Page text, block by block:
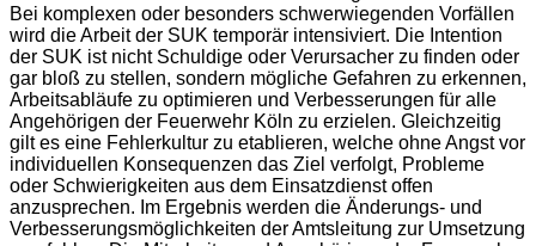
Bei komplexen oder besonders schwerwiegenden Vorfällen
wird die Arbeit der SUK temporär intensiviert. Die Intention
der SUK ist nicht Schuldige oder Verursacher zu finden oder
gar bloß zu stellen, sondern mögliche Gefahren zu erkennen,
Arbeitsabläufe zu optimieren und Verbesserungen für alle
Angehörigen der Feuerwehr Köln zu erzielen. Gleichzeitig
gilt es eine Fehlerkultur zu etablieren, welche ohne Angst vor
individuellen Konsequenzen das Ziel verfolgt, Probleme
oder Schwierigkeiten aus dem Einsatzdienst offen
anzusprechen. Im Ergebnis werden die Änderungs- und
Verbesserungsmöglichkeiten der Amtsleitung zur Umsetzung